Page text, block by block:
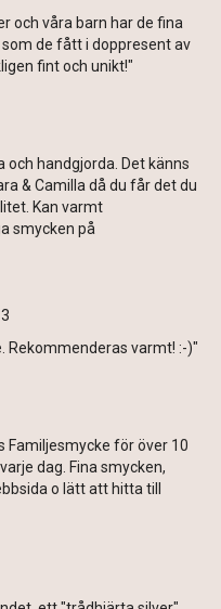
och våra barn har de fina
de fått i doppresent av
fint och unikt!"
handgjorda. Det känns
& Camilla då du får det du
Kan varmt
smycken på
Rekommenderas varmt! :-)"
för över 10
dag. Fina smycken,
o lätt att hitta till